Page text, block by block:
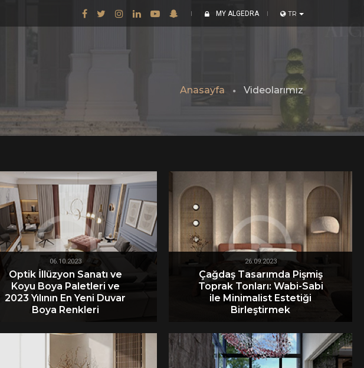
MY ALGEDRA TR
Anasayfa Videolarımız
06.10.2023
Optik İllüzyon Sanatı ve
Koyu Boya Paletleri ve
2023 Yılının En Yeni Duvar
Boya Renkleri
26.09.2023
Çağdaş Tasarımda Pişmiş
Toprak Tonları: Wabi-Sabi
ile Minimalist Estetiği
Birleştirmek